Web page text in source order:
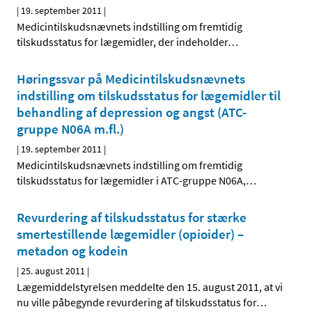
| 19. september 2011 |
Medicintilskudsnævnets indstilling om fremtidig
tilskudsstatus for lægemidler, der indeholder…
Høringssvar på Medicintilskudsnævnets
indstilling om tilskudsstatus for lægemidler til
behandling af depression og angst (ATC-
gruppe N06A m.fl.)
| 19. september 2011 |
Medicintilskudsnævnets indstilling om fremtidig
tilskudsstatus for lægemidler i ATC-gruppe N06A,…
Revurdering af tilskudsstatus for stærke
smertestillende lægemidler (opioider) –
metadon og kodein
|25. august 2011 |
Lægemiddelstyrelsen meddelte den 15. august 2011, at vi
nu ville påbegynde revurdering af tilskudsstatus for…